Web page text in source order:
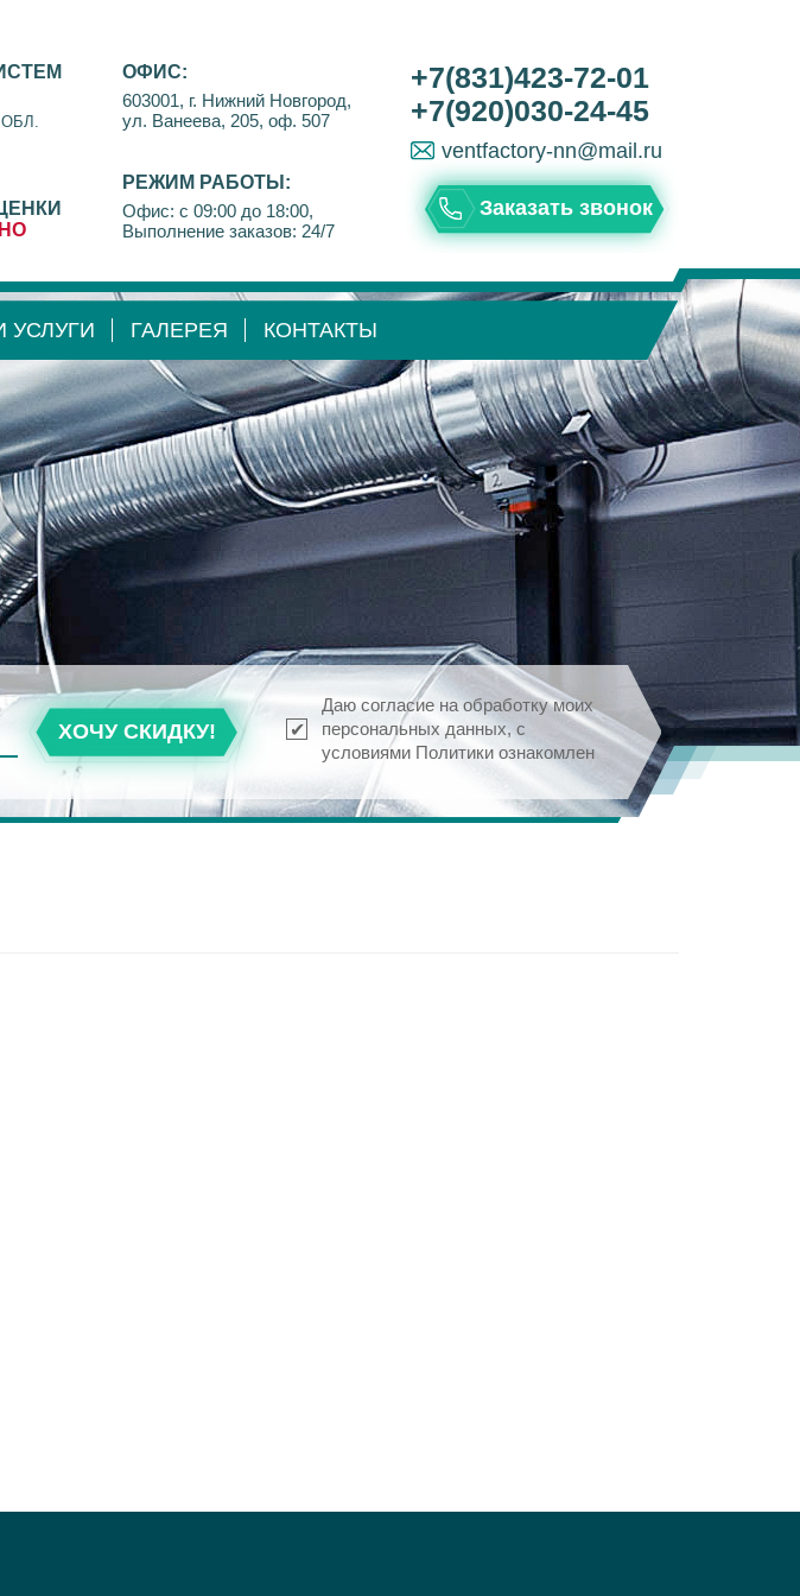
ОФИС:
603001, г. Нижний Новгород,
ул. Ванеева, 205, оф. 507
РЕЖИМ РАБОТЫ:
Офис: с 09:00 до 18:00,
Выполнение заказов: 24/7
+7(831)423-72-01
+7(920)030-24-45
ventfactory-nn@mail.ru
Заказать звонок
УСЛУГИ ГАЛЕРЕЯ КОНТАКТЫ
ХОЧУ СКИДКУ!
Даю согласие на обработку моих
персональных данных, с
условиями Политики ознакомлен